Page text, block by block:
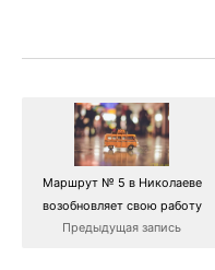
Маршрут № 5 в Николаеве
возобновляет свою работу
Предыдущая запись